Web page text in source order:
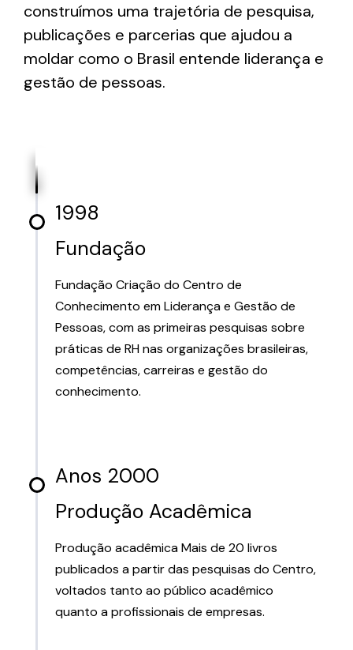
construímos uma trajetória de pesquisa,
publicações e parcerias que ajudou a
moldar como o Brasil entende liderança e
gestão de pessoas.
1998
Fundação
Fundação Criação do Centro de
Conhecimento em Liderança e Gestão de
Pessoas, com as primeiras pesquisas sobre
práticas de RH nas organizações brasileiras,
competências, carreiras e gestão do
conhecimento.
Anos 2000
Produção Acadêmica
Produção acadêmica Mais de 20 livros
publicados a partir das pesquisas do Centro,
voltados tanto ao público acadêmico
quanto a profissionais de empresas.